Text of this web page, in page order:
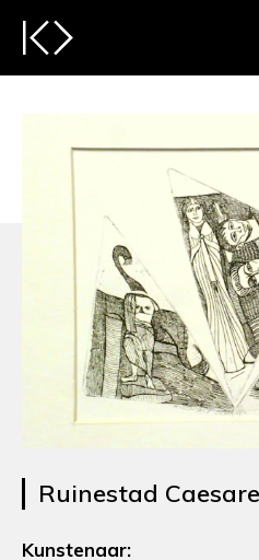
Ruinestad
Kunstenaar: